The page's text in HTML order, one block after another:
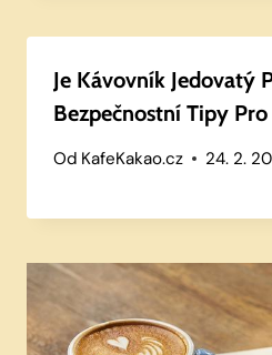
Je Kávovník Jedovatý
Bezpečnostní Tipy
Od KafeKakao.cz 24. 2.